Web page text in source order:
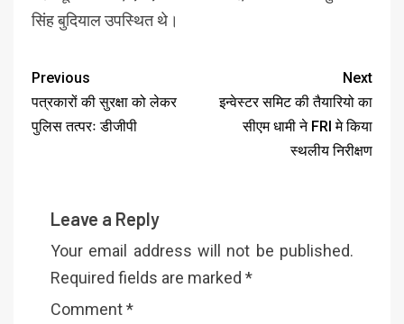
सिंह बुदियाल उपस्थित थे।
Previous
पत्रकारों की सुरक्षा को लेकर
पुलिस तत्परः डीजीपी
Next
इन्वेस्टर समिट की तैयारियो का
सीएम धामी ने FRI मे किया
स्थलीय निरीक्षण
Leave a Reply
Your email address will not be published.
Required fields are marked *
Comment*